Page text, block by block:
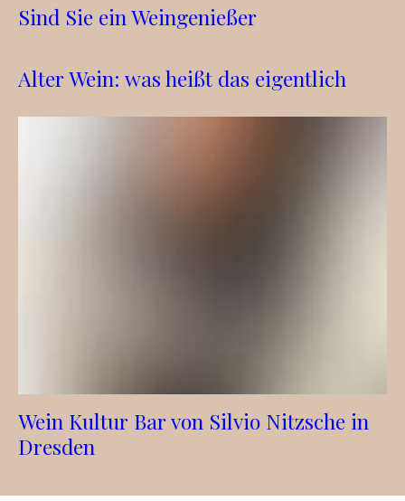
Sind Sie ein Weingenießer
Alter Wein: was heißt das eigentlich
Wein Kultur Bar von Silvio Nitzsche in
Dresden